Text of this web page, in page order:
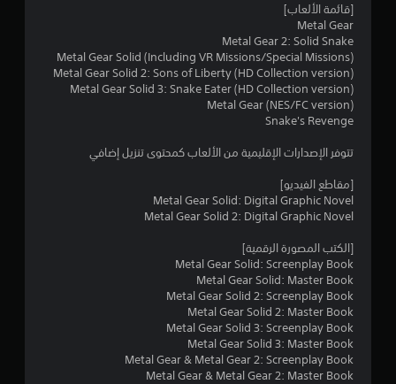
ت
ق
[قائمة الألعاب]
Metal Gear
Metal Gear 2: Solid Snake
Metal Gear Solid (Including VR Missions/Special Missions)
Metal Gear Solid 2: Sons of Liberty (HD Collection version)
Metal Gear Solid 3: Snake Eater (HD Collection version)
Metal Gear (NES/FC version)
Snake's Revenge
تتوفر الإصدارات الإقليمية من الألعاب كمحتوى تنزيل إضافي
[مقاطع الفيديو]
Metal Gear Solid: Digital Graphic Novel
Metal Gear Solid 2: Digital Graphic Novel
[الكتب المصورة الرقمية]
Metal Gear Solid: Screenplay Book
Metal Gear Solid: Master Book
Metal Gear Solid 2: Screenplay Book
Metal Gear Solid 2: Master Book
Metal Gear Solid 3: Screenplay Book
Metal Gear Solid 3: Master Book
Metal Gear & Metal Gear 2: Screenplay Book
Metal Gear & Metal Gear 2: Master Book